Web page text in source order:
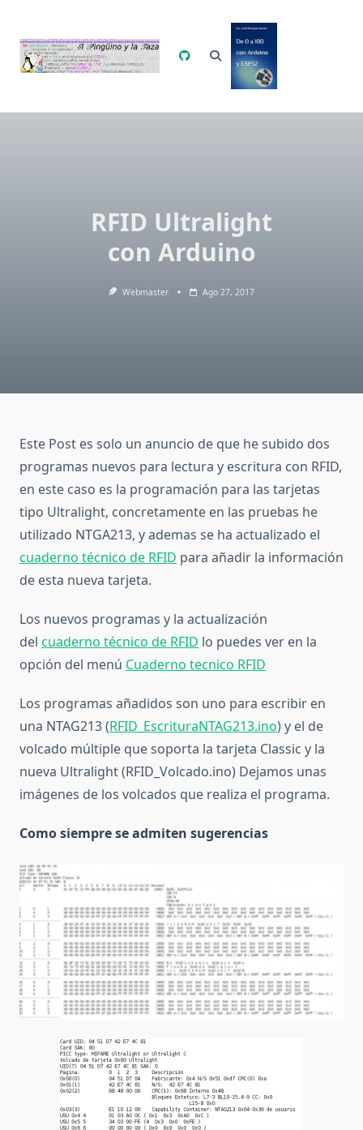
contenido
RFID Ultralight
con Arduino
Webmaster Ago 27, 2017
Este Post es solo un anuncio de que he subido dos
programas nuevos para lectura y escritura con RFID,
en este caso es la programación para las tarjetas
tipo Ultralight, concretamente en las pruebas he
utilizado NTGA213, y ademas se ha actualizado el
cuaderno técnico de RFID para añadir la información
de esta nueva tarjeta.
Los nuevos programas y la actualización
del cuaderno técnico de RFID lo puedes ver en la
opción del menú Cuaderno tecnico RFID
Los programas añadidos son uno para escribir en
una NTAG213 (RFID_EscrituraNTAG213.ino) y el de
volcado múltiple que soporta la tarjeta Classic y la
nueva Ultralight (RFID_Volcado.ino) Dejamos unas
imágenes de los volcados que realiza el programa.
Como siempre se admiten sugerencias